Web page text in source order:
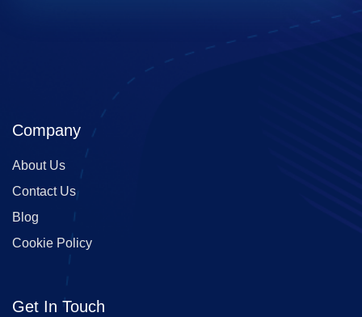
Company
About Us
Contact Us
Blog
Cookie Policy
Get In Touch